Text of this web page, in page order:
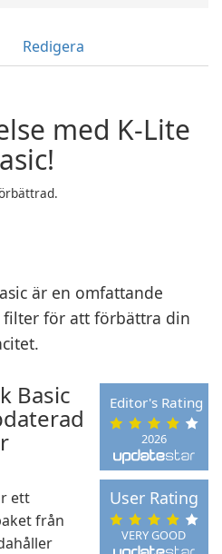
Redigera
med K-Lite
är en omfattande
filter för att förbättra din
2026
Editor's Rating
VERY GOOD
User Rating
Basic
ett
från